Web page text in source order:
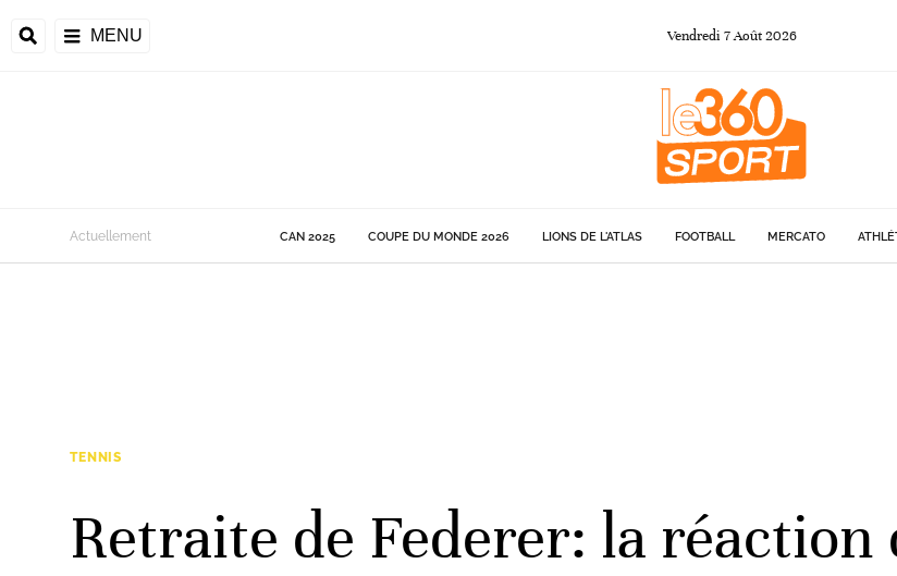
MENU Vendredi 7Août 2026
de la CAF
Actuellement CAN 2025 COUPE DU MONDE 2026 LIONS DE L'ATLAS FOOTBALL MERCATO
TENNIS
Retraite de Federer: la réaction